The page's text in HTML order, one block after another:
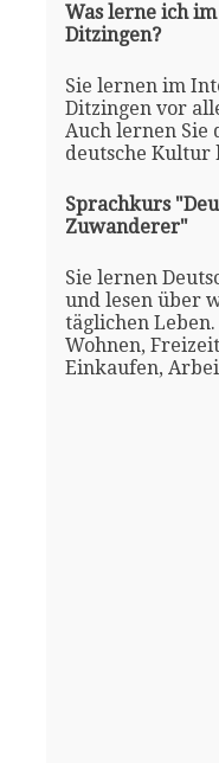
Was lerne ich
Ditzingen?
Sie lernen im
Ditzingen vor
Auch lernen Sie
deutsche Kultur
Sprachkurs
Zuwanderer"
Sie lernen
und lesen über
täglichen
Wohnen,
Einkaufen,